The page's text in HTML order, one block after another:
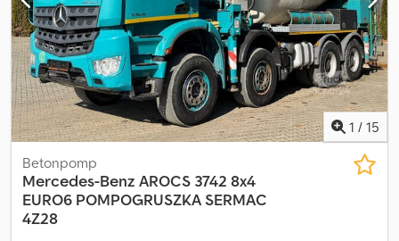
Vering: bladvering As 2: Bandenmaat: 385/65 R22.5; Vering:
bladvering As 3: Bandenmaat: 315/80 R22.5; Remmen:
trommelremmen; Vering: bladvering Ledig gewicht: 14.020 kg
Laadvermogen: 19.980 kg GVW: 34.000 kg
1 / 15
Betonpomp
Mercedes-Benz AROCS 3742 8x4
EURO6 POMPOGRUSZKA SERMAC
4Z28